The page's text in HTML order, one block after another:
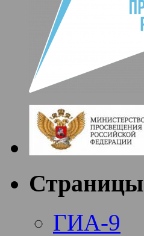
Страницы
ГИА-9